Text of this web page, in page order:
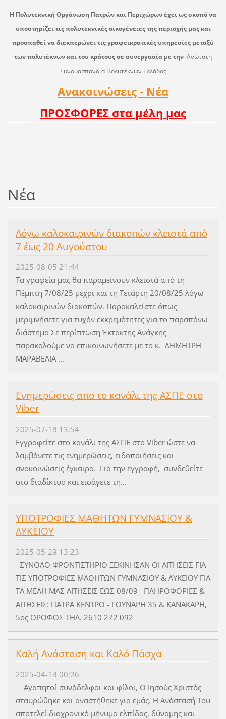
Η Πολυτεκνική Οργάνωση Πατρών και Περιχώρων έχει ως σκοπό να
υποστηρίζει τις πολυτεκνικές οικογένειες της περιοχής μας και
προσπαθεί να διεκπερώνει τις γραφεικρατικές υπηρεσίες μεταξύ
των πολυτέκνων και του κράτους σε συνεργασία με την Ανώτατη
Συνομοσπονδία Πολυτέκνων Ελλάδος
Ανακοινώσεις - Νέα
ΠΡΟΣΦΟΡΕΣ στα μέλη μας
Νέα
Λόγω καλοκαιρινών διακοπών κλειστά από
7 έως 20 Αυγούστου
2025-08-05 21:44
Τα γραφεία μας θα παραμείνουν κλειστά από τη
Πέμπτη 7/08/25 μέχρι και τη Τετάρτη 20/08/25 λόγω
καλοκαιρινών διακοπών. Παρακαλείστε όπως
μεριμνήσετε για τυχόν εκκρεμότητες για το παραπάνω
διάστημα Σε περίπτωση Έκτακτης Ανάγκης
παρακαλούμε να επικοινωνήσετε με το κ. ΔΗΜΗΤΡΗ
ΜΑΡΑΒΕΛΙΑ ...
Ενημερώσεις απο το κανάλι της ΑΣΠΕ στο
Viber
2025-07-18 13:54
Εγγραφείτε στο κανάλι της ΑΣΠΕ στο Viber ώστε να
λαμβάνετε τις ενημερώσεις, ειδοποιήσεις και
ανακοινώσεις έγκαιρα. Για την εγγραφή, συνδεθείτε
στο διαδίκτυο και εισάγετε τη...
ΥΠΟΤΡΟΦΙΕΣ ΜΑΘΗΤΩΝ ΓΥΜΝΑΣΙΟΥ &
ΛΥΚΕΙΟΥ
2025-05-29 13:23
ΣΥΝΟΛΟ ΦΡΟΝΤΙΣΤΗΡΙΟ ΞΕΚΙΝΗΣΑΝ ΟΙ ΑΙΤΗΣΕΙΣ ΓΙΑ
ΤΙΣ ΥΠΟΤΡΟΦΙΕΣ ΜΑΘΗΤΩΝ ΓΥΜΝΑΣΙΟΥ & ΛΥΚΕΙΟΥ ΓΙΑ
ΤΑ ΜΕΛΗ ΜΑΣ ΑΙΤΗΣΕΙΣ ΕΩΣ 08/09 ΠΛΗΡΟΦΟΡΙΕΣ &
ΑΙΤΗΣΕΙΣ: ΠΑΤΡΑ ΚΕΝΤΡΟ - ΓΟΥΝΑΡΗ 35 & ΚΑΝΑΚΑΡΗ,
5ος ΟΡΟΦΟΣ ΤΗΛ. 2610 272 092
Καλή Ανάσταση και Καλό Πάσχα
2025-04-13 00:26
Αγαπητοί συνάδελφοι και φίλοι, Ο Ιησούς Χριστός
σταυρώθηκε και αναστήθηκε για εμάς. Η Ανάστασή Του
αποτελεί διαχρονικό μήνυμα ελπίδας, δύναμης και